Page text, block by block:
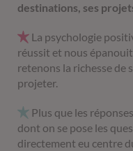
destinations, ses
La psychologie
réussit et nous
retenons la richesse de
projeter.
Plus que les
dont on se pose les
directement eu centre